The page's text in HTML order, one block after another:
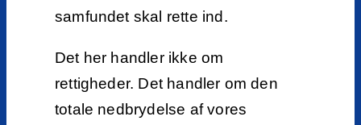
samfundet skal rette ind.
Det her handler ikke om
rettigheder. Det handler om den
totale nedbrydelse af vores